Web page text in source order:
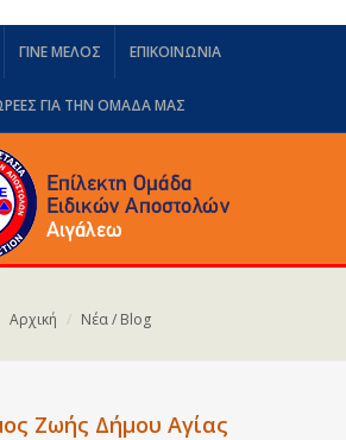
ΓΙΝΕ ΜΕΛΟΣ ΕΠΙΚΟΙΝΩΝΙΑ
ΓΙΑ ΤΗΝ ΟΜΆΔΑ ΜΑΣ
Αρχική Νέα / Blog
Ζωής Δήμου Αγίας